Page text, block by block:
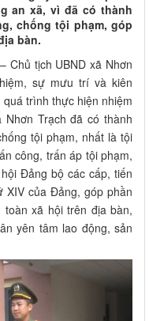
an xã, vì đã có thành
chống tội phạm, góp
bàn.
Chủ tịch UBND xã Nhơn
sự mưu trí và kiên
trình thực hiện nhiệm
Trạch đã có thành
tội phạm, nhất là tội
công, trấn áp tội phạm,
Đảng bộ các cấp, tiến
của Đảng, góp phần
xã hội trên địa bàn,
yên tâm lao động, sản